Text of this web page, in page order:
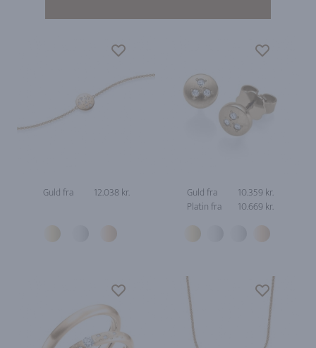
Guld fra 12.038 kr. Guld fra
10.359 kr.
Platin fra
10.669 kr.